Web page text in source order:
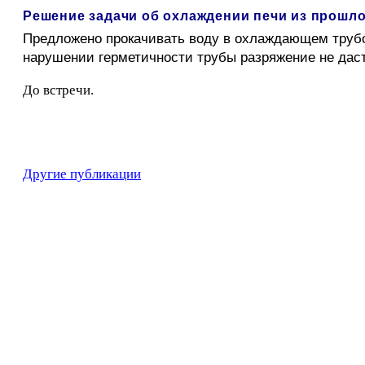
Решение задачи об охлаждении печи из
Предложено прокачивать воду в охлаждающем
нарушении герметичности трубы разряжение не
До встречи.
Другие публикации